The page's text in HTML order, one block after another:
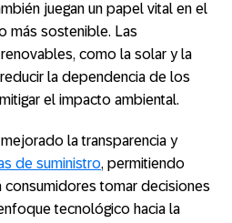
juegan un papel vital en el
más sostenible. Las
como la solar y la
la dependencia de los
el impacto ambiental.
la transparencia y
de suministro, permitiendo
consumidores tomar decisiones
tecnológico hacia la